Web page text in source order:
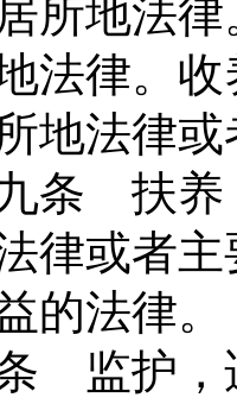
所地法
法律。
地法律
条 扶养
律或者
的法律。
监护，